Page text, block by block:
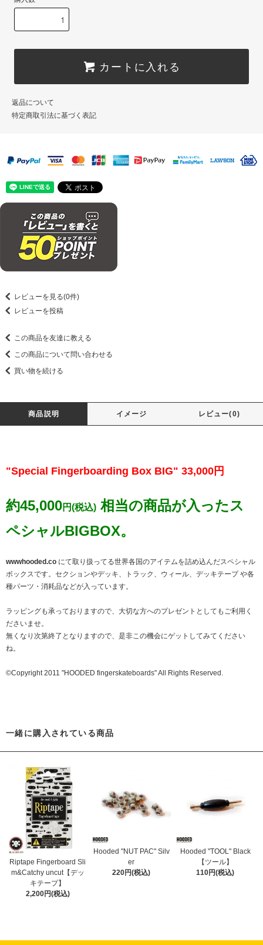
カートに入れる
返品について
特定商取引法に基づく表記
レビューを見る(0件)
レビューを投稿
この商品を友達に教える
この商品について問い合わせる
買い物を続ける
商品説明 イメージ レビュー(0)
"Special Fingerboarding Box BIG" 33,000円
約45,000円(税込) 相当の商品が入ったス
ペシャルBIGBOX。
wwwhooded.co にて取り扱ってる世界各国のアイテムを詰め込んだスペシャル
ボックスです。セクションやデッキ、トラック、ウィール、デッキテープ や各
種パーツ・消耗品などが入っています。
ラッピングも承っておりますので、大切な方へのプレゼントとしてもご利用く
ださいませ。
無くなり次第終了となりますので、是非この機会にゲットしてみてください
ね。
©Copyright 2011 "HOODED fingerskateboards" All Rights Reserved.
一緒に購入されている商品
Riptape Fingerboard Sli
m&Catchy uncut【デッ
キテープ】
2,200円(税込)
Hooded "NUT PAC" Silv
er
220円(税込)
Hooded "TOOL" Black
【ツール】
110円(税込)